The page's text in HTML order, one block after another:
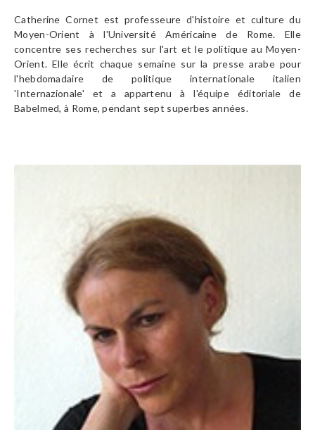
Catherine Cornet est professeure d'histoire et culture du
Moyen-Orient à l'Université Américaine de Rome. Elle
concentre ses recherches sur l'art et le politique au Moyen-
Orient. Elle écrit chaque semaine sur la presse arabe pour
l'hebdomadaire de politique internationale italien
'Internazionale' et a appartenu à l'équipe éditoriale de
Babelmed, à Rome, pendant sept superbes années.